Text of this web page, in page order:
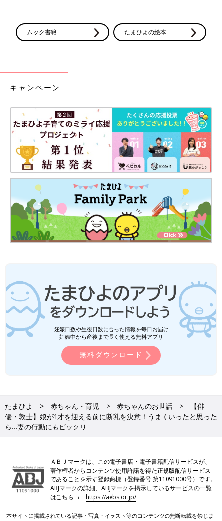
ムック書籍 たまひよの絵本
キャンペーン
妊娠日数や生後日数に合った情報を毎日お届け
妊娠中から産後まで長く使える無料アプリ
無料ダウンロード
たまひよ 赤ちゃん・育児 赤ちゃんのお世話
【俳
優・敦士】娘が1才を迎える前に断乳を決意！うまくいったと思った
ら…妻の行動にもビックリ
ＡＢＪマークは、この電子書店・電子書籍配信サービスが、
著作権者からコンテンツ使用許諾を得た正規版配信サービス
であることを示す登録商標（登録番号 第11091000号）です。
ABJマークの詳細、ABJマークを掲示しているサービスの一覧
はこちら→https://aebs.or.jp/
本サイトに掲載されている記事・写真・イラスト等のコンテンツの無断転載を禁じま